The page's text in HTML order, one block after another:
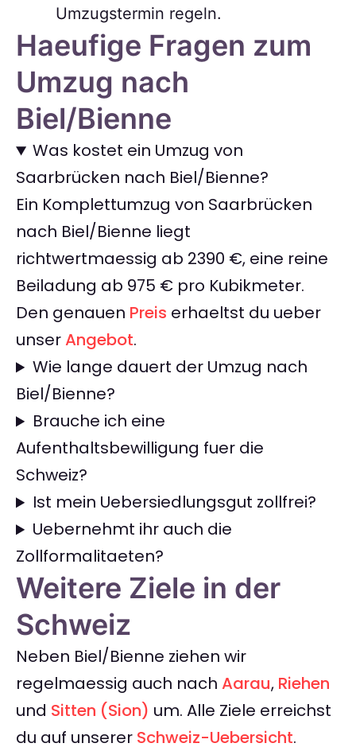
Umzugstermin regeln.
Haeufige Fragen zum
Umzug nach
Biel/Bienne
Was kostet ein Umzug von
Saarbrücken nach Biel/Bienne?
Ein Komplettumzug von Saarbrücken
nach Biel/Bienne liegt
richtwertmaessig ab 2390 €, eine reine
Beiladung ab 975 € pro Kubikmeter.
Den genauen Preis erhaeltst du ueber
unserAngebot.
Wie lange dauert der Umzug nach
Biel/Bienne?
Brauche ich eine
Aufenthaltsbewilligung fuer die
Schweiz?
Ist mein Uebersiedlungsgut zollfrei?
Uebernehmt ihr auch die
Zollformalitaeten?
Weitere Ziele in der
Schweiz
Neben Biel/Bienne ziehen wir
regelmaessig auch nach Aarau, Riehen
und Sitten (Sion) um. Alle Ziele erreichst
du auf unserer Schweiz-Uebersicht.